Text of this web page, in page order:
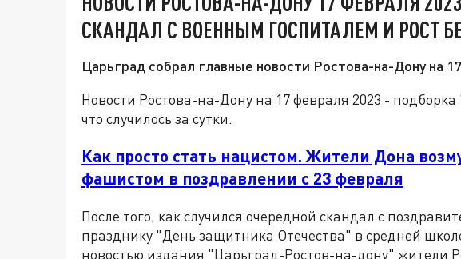
СКАНДАЛ С ВОЕННЫМ ГОСПИТАЛЕМ И РОСТ
Царьград собрал главные новости Ростова-на-Дону на
Новости Ростова-на-Дону на 17 февраля 2023 -
что случилось за сутки.
Как просто стать нацистом. Жители Дона
фашистом в поздравлении с 23 февраля
После того, как случился очередной скандал с
празднику "День защитника Отечества" в средней
новостью издания "Царьград-Ростов-на-дону" жители